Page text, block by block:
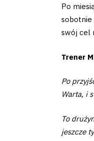
Contact
Po
sobotnie
swój cel
Trener
Po
Warta, i
To
jeszcze